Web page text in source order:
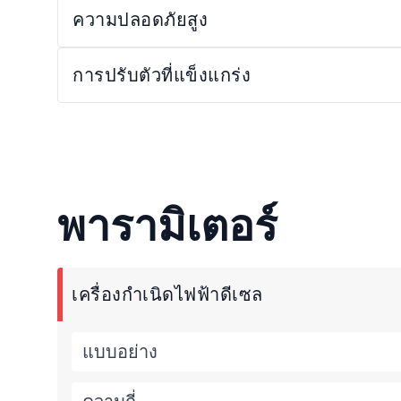
ความปลอดภัยสูง
การปรับตัวที่แข็งแกร่ง
พารามิเตอร์
เครื่องกำเนิดไฟฟ้าดีเซล
แบบอย่าง